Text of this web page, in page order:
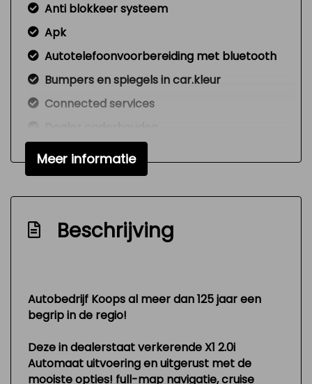
Anti blokkeer systeem
Apk
Autotelefoonvoorbereiding met bluetooth
Bumpers en spiegels in car.kleur
Connected services
Halogeen mistlampen
Hill hold-functie
Lichtmetalen velgen multi-spaaks 18"
Metallic lak
Nationale autopas
Zeer mooie en technisch goed
onderhouden auto
Interieur
Achterbank in delen neerklapbaar
Meer informatie
Beschrijving
Autobedrijf Koops al meer dan 125 jaar een
begrip in de regio!
Deze in dealerstaat verkerende X1 2.0i
Automaat uitvoering en uitgerust met de
mooiste opties! full-map navigatie, cruise